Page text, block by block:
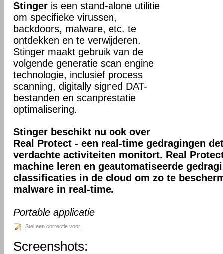
Stinger is een stand-alone utilitie
om specifieke virussen,
backdoors, malware, etc. te
ontdekken en te verwijderen.
Stinger maakt gebruik van de
volgende generatie scan engine
technologie, inclusief process
scanning, digitally signed DAT-
bestanden en scanprestatie
optimalisering.
Stinger beschikt nu ook over
Real Protect - een real-time gedragingen
verdachte activiteiten monitort. Real
machine leren en geautomatiseerde
classificaties in de cloud om zo te
malware in real-time.
Portable applicatie
Stel een correctie voor
Screenshots: